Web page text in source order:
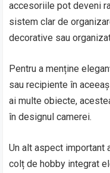
accesoriile pot deveni
sistem clar de
decorative sau
Pentru a menține
sau recipiente în
ai multe obiecte,
în designul camerei.
Un alt aspect important
colț de hobby integrat